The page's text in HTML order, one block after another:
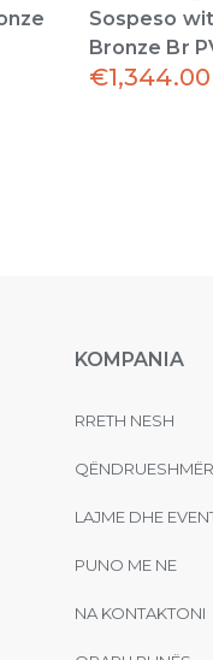
Sospeso
Bronze Br
€1,344.00
KOMPANIA
RRETH NESH
LAJME DHE
PUNO ME NE
NA KONTAKTONI